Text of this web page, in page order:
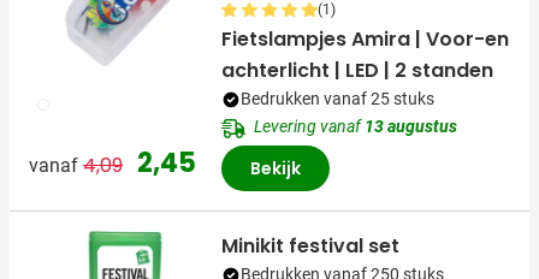
009
vanaf Normale prijs
4,09 Speciale prijs
2,45
(1)
Fietslampjes Amira | Voor-en
achterlicht | LED | 2 standen
Bedrukken vanaf 25 stuks
Levering vanaf13 augustus
Bekijk
Minikit festival set
Bedrukken vanaf 250 stuks